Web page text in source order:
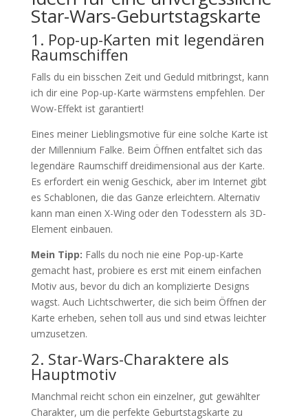
Star-Wars-Geburtstagskarte
1. Pop-up-Karten mit legendären
Raumschiffen
Falls du ein bisschen Zeit und Geduld mitbringst, kann
ich dir eine Pop-up-Karte wärmstens empfehlen. Der
Wow-Effekt ist garantiert!
Eines meiner Lieblingsmotive für eine solche Karte ist
der Millennium Falke. Beim Öffnen entfaltet sich das
legendäre Raumschiff dreidimensional aus der Karte.
Es erfordert ein wenig Geschick, aber im Internet gibt
es Schablonen, die das Ganze erleichtern. Alternativ
kann man einen X-Wing oder den Todesstern als 3D-
Element einbauen.
Mein Tipp: Falls du noch nie eine Pop-up-Karte
gemacht hast, probiere es erst mit einem einfachen
Motiv aus, bevor du dich an komplizierte Designs
wagst. Auch Lichtschwerter, die sich beim Öffnen der
Karte erheben, sehen toll aus und sind etwas leichter
umzusetzen.
2. Star-Wars-Charaktere als
Hauptmotiv
Manchmal reicht schon ein einzelner, gut gewählter
Charakter, um die perfekte Geburtstagskarte zu